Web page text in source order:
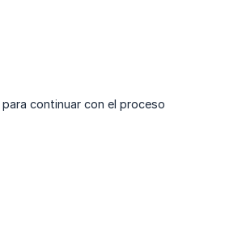
para continuar con el proceso